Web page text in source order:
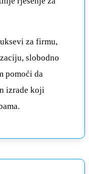
za firmu,
slobodno
pomoći da
izrade koji